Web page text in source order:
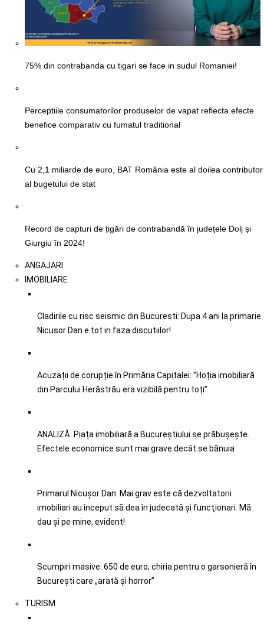
75% din contrabanda cu tigari se face in sudul Romaniei!
Perceptiile consumatorilor produselor de vapat reflecta efecte
benefice comparativ cu fumatul traditional
Cu 2,1 miliarde de euro, BAT România este al doilea contributor
al bugetului de stat
Record de capturi de țigări de contrabandă în județele Dolj și
Giurgiu în 2024!
ANGAJARI
IMOBILIARE
Cladirile cu risc seismic din Bucuresti: Dupa 4 ani la primarie
Nicusor Dan e tot in faza discutiilor!
Acuzații de corupție în Primăria Capitalei: ”Hoția imobiliară
din Parcului Herăstrău era vizibilă pentru toți”
ANALIZĂ: Piața imobiliară a Bucureștiului se prăbușește.
Efectele economice sunt mai grave decât se bănuia
Primarul Nicușor Dan: Mai grav este că dezvoltatorii
imobiliari au început să dea în judecată şi funcţionari. Mă
dau şi pe mine, evident!
Scumpiri masive: 650 de euro, chiria pentru o garsonieră în
București care „arată și horror”
TURISM